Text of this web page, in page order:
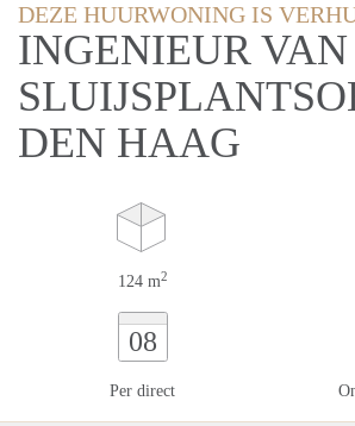
DEZE HUURWONING IS
INGENIEUR
DEN HAAG
124 m2
08
Per direct